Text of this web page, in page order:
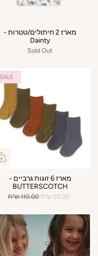
מארז 2 חיתולים/טטרות -
Dainty
Sold Out
SALE
מארז 6 זוגות גרביים -
BUTTERSCOTCH
55.00 ש"ח 110.00 ש"ח